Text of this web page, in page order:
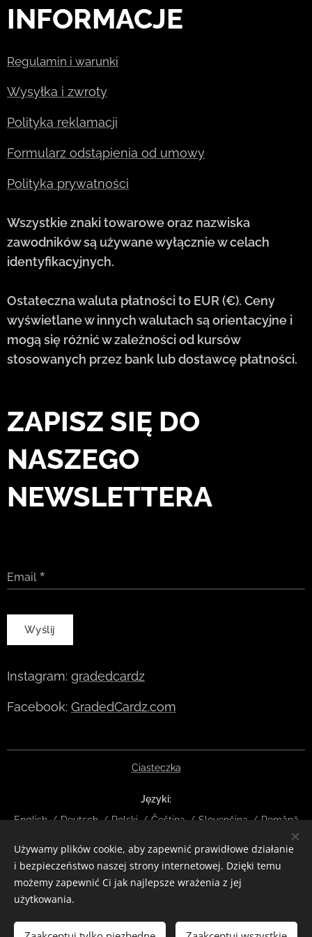
INFORMACJE
Regulamin i warunki
Wysyłka i zwroty
Polityka reklamacji
Formularz odstąpienia od umowy
Polityka prywatności
Wszystkie znaki towarowe oraz nazwiska
zawodników są używane wyłącznie w celach
identyfikacyjnych.
Ostateczna waluta płatności to EUR (€). Ceny
wyświetlane w innych walutach są orientacyjne i
mogą się różnić w zależności od kursów
stosowanych przez bank lub dostawcę płatności.
ZAPISZ SIĘ DO
NASZEGO
NEWSLETTERA
Email
Wyślij
Instagram: gradedcardz
Facebook: GradedCardz.com
Ciasteczka
Języki
English
Deutsch Polski Čeština Slovenčina Română
Waluty
EUR €
CZK Kč DKK kr NOK kr GBP £ SEK kr
CHF
HUF Ft
ISK kr USD $ PLN zł RON lei
Używamy plików cookie, aby zapewnić prawidłowe działanie
i bezpieczeństwo naszej strony internetowej. Dzięki temu
możemy zapewnić Ci jak najlepsze wrażenia z jej
użytkowania.